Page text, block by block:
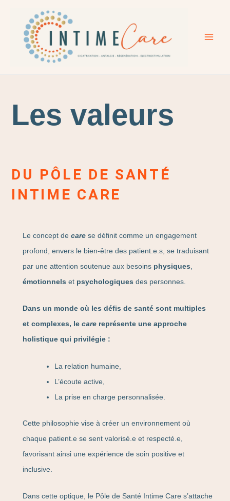
contenu
Les valeurs
DU PÔLE DE SANTÉ
INTIME CARE
Le concept de carese définit comme un engagement
profond, envers le bien-être des patient.e.s, se traduisant
par une attention soutenue aux besoins physiques
émotionnels et psychologiques des personnes.
Dans un monde où les défis de santé sont multiples
et complexes, le care représente une approche
holistique qui privilégie :
La relation humaine,
L’écoute active,
La prise en charge personnalisée.
Cette philosophie vise à créer un environnement où
chaque patient.e se sent valorisé.e et respecté.e,
favorisant ainsi une expérience de soin positive et
inclusive.
Dans cette optique, le Pôle de Santé Intime Care s’attache